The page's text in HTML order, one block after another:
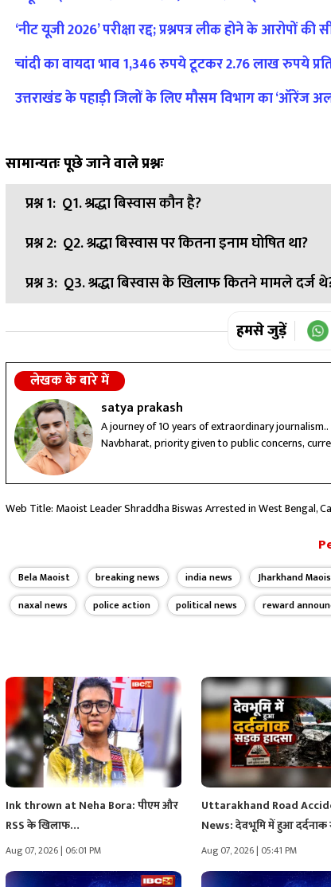
‘नीट यूजी 2026’ परीक्षा रद्द; प्रश्नपत्र लीक होने के आरोपों
चांदी का वायदा भाव 1,346 रुपये टूटकर 2.76 लाख रुपये
उत्तराखंड के पहाड़ी जिलों के लिए मौसम विभाग का ‘ऑरेंज
सामान्यतः पूछे जाने वाले प्रश्नः
प्रश्न 1: Q1. श्रद्धा बिस्वास कौन है?
उत्तर:श्रद्धा बिस्वास उर्फ बेला झारखंड में सक्रिय माओवादी
प्रश्न 2: Q2. श्रद्धा बिस्वास पर कितना इनाम घोषित था?
उत्तर:झारखंड पुलिस ने उसकी गिरफ्तारी पर 15 लाख रुपये का
प्रश्न 3: Q3. श्रद्धा बिस्वास के खिलाफ कितने मामले दर्ज
उत्तर:उसके खिलाफ झारखंड में 20 से ज्यादा आपराधिक मामले
हमसे जुड़ें
लेखक के बारे में
satya prakash
A journey of 10 years of extraordinary
Navbharat, priority given to public concerns,
Web Title: Maoist Leader Shraddha Biswas Arrested in West Bengal,
Bela Maoist breaking news india news Jharkhand
naxal news
police action political news reward
Ink thrown at Neha Bora: पीएम और
RSS के खिलाफ…
Aug 07, 2026 | 06:01 PM
Uttarakhand Road
News: देवभूमि में हुआ
हादसा,…
Aug 07, 2026 | 05:41 PM